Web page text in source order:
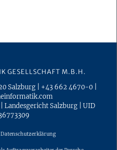
GESELLSCHAFT M.B.H.
Salzburg +43 662 4670-0
Landesgericht Salzburg
UID
Datenschutzerklärung